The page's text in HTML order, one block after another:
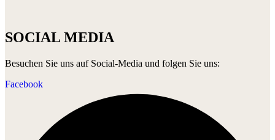
SOCIAL MEDIA
Besuchen Sie uns auf Social-Media und folgen Sie uns:
Facebook